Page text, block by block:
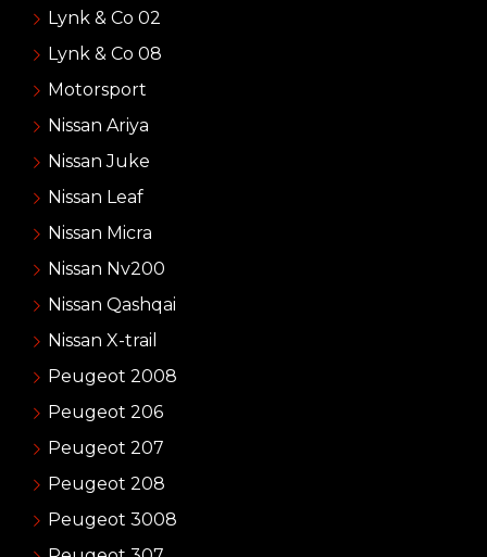
Lynk & Co 02
Lynk & Co 08
Motorsport
Nissan Ariya
Nissan Juke
Nissan Leaf
Nissan Micra
Nissan Nv200
Nissan Qashqai
Nissan X-trail
Peugeot 2008
Peugeot 206
Peugeot 207
Peugeot 208
Peugeot 3008